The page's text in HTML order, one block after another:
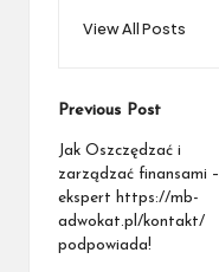
View All Posts
Post
navigation
Previous Post
Jak Oszczędzać i
zarządzać finansami –
ekspert https://mb-
adwokat.pl/kontakt/
podpowiada!